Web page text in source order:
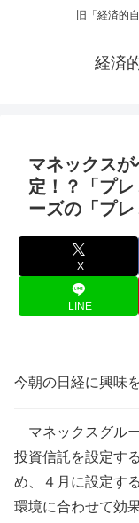
旧「経済的
経済
マネックス
定！？「プ
ーズの「プレ
X
LINE
今朝の日経に興味
マネックスグル
投資信託を設定す
め、４月に設定す
環境に合わせて効